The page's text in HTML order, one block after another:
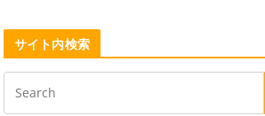
サイト内検索